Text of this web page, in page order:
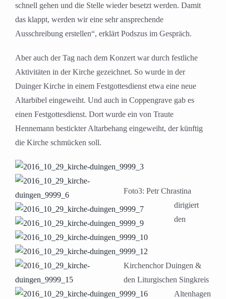
schnell gehen und die Stelle wieder besetzt werden. Damit
das klappt, werden wir eine sehr ansprechende
Ausschreibung erstellen“, erklärt Podszus im Gespräch.
Aber auch der Tag nach dem Konzert war durch festliche
Aktivitäten in der Kirche gezeichnet. So wurde in der
Duinger Kirche in einem Festgottesdienst etwa eine neue
Altarbibel eingeweiht. Und auch in Coppengrave gab es
einen Festgottesdienst. Dort wurde ein von Traute
Hennemann bestickter Altarbehang eingeweiht, der künftig
die Kirche schmücken soll.
Foto3: Petr Chrastina
dirigiert
den
Kirchenchor Duingen &
den Liturgischen Singkreis
Altenhagen